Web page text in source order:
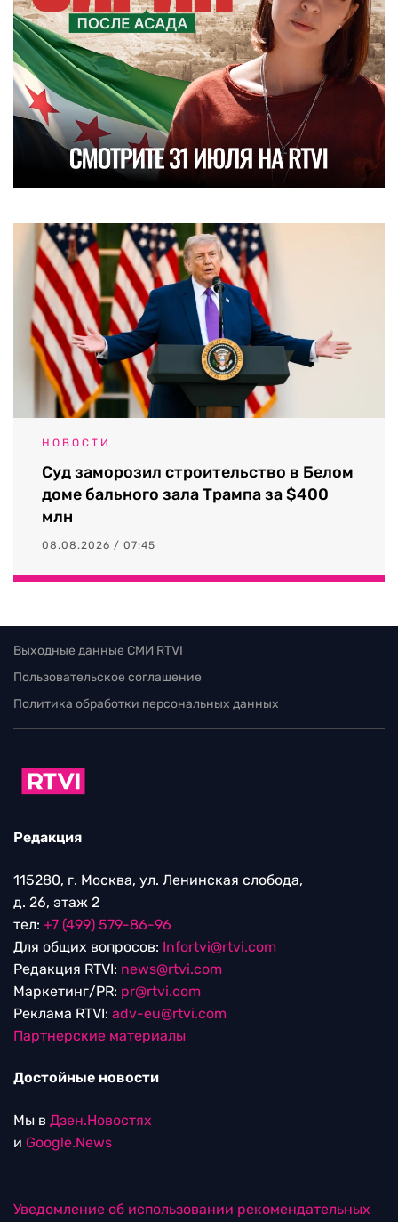
НОВОСТИ
Суд заморозил строительство в Белом
доме бального зала Трампа за $400
млн
08.08.2026 / 07:45
Выходные данные СМИ RTVI
Пользовательское соглашение
Политика обработки персональных данных
Редакция
115280, г. Москва, ул. Ленинская слобода,
д. 26, этаж 2
тел: +7 (499) 579-86-96
Для общих вопросов: Infortvi@rtvi.com
Редакция RTVI: news@rtvi.com
Маркетинг/PR: pr@rtvi.com
Реклама RTVI: adv-eu@rtvi.com
Партнерские материалы
Достойные новости
Мы в Дзен.Новостях
и Google.News
Уведомление об использовании рекомендательных